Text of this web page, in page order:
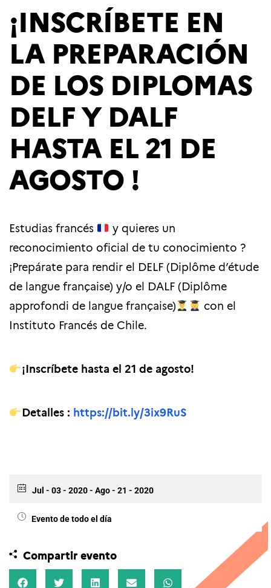
¡INSCRÍBETE EN
LA PREPARACIÓN
DE LOS DIPLOMAS
DELF Y DALF
HASTA EL 21 DE
AGOSTO !
Estudias francés
y quieres un
reconocimiento oficial de tu conocimiento ?
¡Prepárate para rendir el DELF (Diplôme d’étude
de langue française) y/o el DALF (Diplôme
approfondi de langue française)
con el
Instituto Francés de Chile.
¡Inscríbete hasta el 21 de agosto!
Detalles : https://bit.ly/3ix9RuS
Jul - 03 - 2020- Ago - 21 - 2020
Evento de todo el día
Compartir evento